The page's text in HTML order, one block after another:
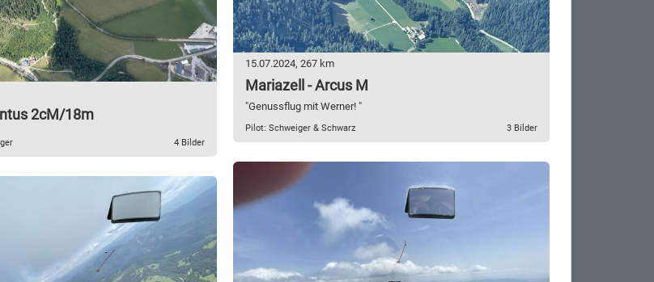
15.07.2024, 267 km
Mariazell - Arcus M
"Genussflug mit Werner! "
Pilot: Schweiger & Schwarz 3 Bilder
2cM/18m
4 Bilder